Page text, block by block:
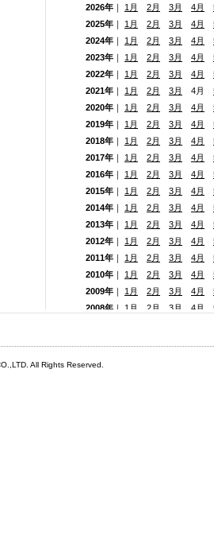
2026年 ｜ 1月 2月 3月 4月
2025年 ｜ 1月 2月 3月 4月
2024年 ｜ 1月 2月 3月 4月
2023年 ｜ 1月 2月 3月 4月
2022年 ｜ 1月 2月 3月 4月
2021年 ｜ 1月 2月 3月 4月
2020年 ｜ 1月 2月 3月 4月
2019年 ｜ 1月 2月 3月 4月
2018年 ｜ 1月 2月 3月 4月
2017年 ｜ 1月 2月 3月 4月
2016年 ｜ 1月 2月 3月 4月
2015年 ｜ 1月 2月 3月 4月
2014年 ｜ 1月 2月 3月 4月
2013年 ｜ 1月 2月 3月 4月
2012年 ｜ 1月 2月 3月 4月
2011年 ｜ 1月 2月 3月 4月
2010年 ｜ 1月 2月 3月 4月
2009年 ｜ 1月 2月 3月 4月
2008年 ｜ 1月 2月 3月 4月
All Rights Reserved.